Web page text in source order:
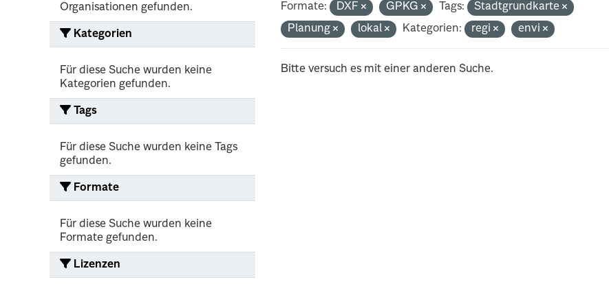
Organisationen gefunden.
Kategorien
Für diese Suche wurden keine
Kategorien gefunden.
Tags
Für diese Suche wurden keine Tags
gefunden.
Formate
Für diese Suche wurden keine
Formate gefunden.
Lizenzen
Formate: DXF GPKG Tags:
Stadtgrundkarte
Planung
lokal Kategorien: regi envi
Bitte versuch es mit einer anderen Suche.